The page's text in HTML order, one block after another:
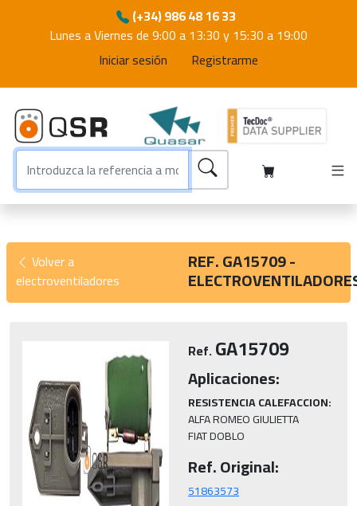
(+34) 986 48 16 33
Lunes a Viernes de 9:00 a 13:30 y 15:30 a 19:00
Iniciar sesión
Registrarme
Volver a
electroventiladores
REF. GA15709 -
Ref.GA15709
Aplicaciones:
RESISTENCIA CALEFACCION:
ALFA ROMEO GIULIETTA
FIAT DOBLO
Ref. Original:
51863573